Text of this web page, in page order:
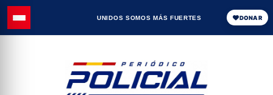
UNIDOS SOMOS MÁS FUERTES DONAR